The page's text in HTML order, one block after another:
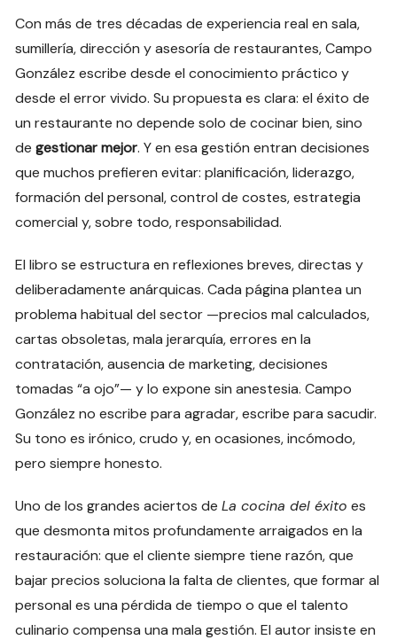
Con más de tres décadas de experiencia real en sala,
sumillería, dirección y asesoría de restaurantes, Campo
González escribe desde el conocimiento práctico y
desde el error vivido. Su propuesta es clara: el éxito de
un restaurante no depende solo de cocinar bien, sino
degestionar mejor. Y en esa gestión entran decisiones
que muchos prefieren evitar: planificación, liderazgo,
formación del personal, control de costes, estrategia
comercial y, sobre todo, responsabilidad.
El libro se estructura en reflexiones breves, directas y
deliberadamente anárquicas. Cada página plantea un
problema habitual del sector —precios mal calculados,
cartas obsoletas, mala jerarquía, errores en la
contratación, ausencia de marketing, decisiones
tomadas “a ojo”— y lo expone sin anestesia. Campo
González no escribe para agradar, escribe para sacudir.
Su tono es irónico, crudo y, en ocasiones, incómodo,
pero siempre honesto.
Uno de los grandes aciertos deLa cocina del éxito es
que desmonta mitos profundamente arraigados en la
restauración: que el cliente siempre tiene razón, que
bajar precios soluciona la falta de clientes, que formar al
personal es una pérdida de tiempo o que el talento
culinario compensa una mala gestión. El autor insiste en